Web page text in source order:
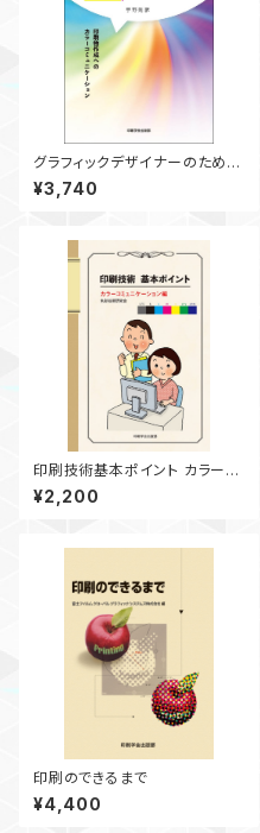
グラフィックデザイナーのための
色の基本 ― 印刷物作成への
カラーコミュニケーション ―
¥3,740
印刷技術基本ポイント カラーコ
ミュニケーション編
¥2,200
印刷のできるまで
¥4,400